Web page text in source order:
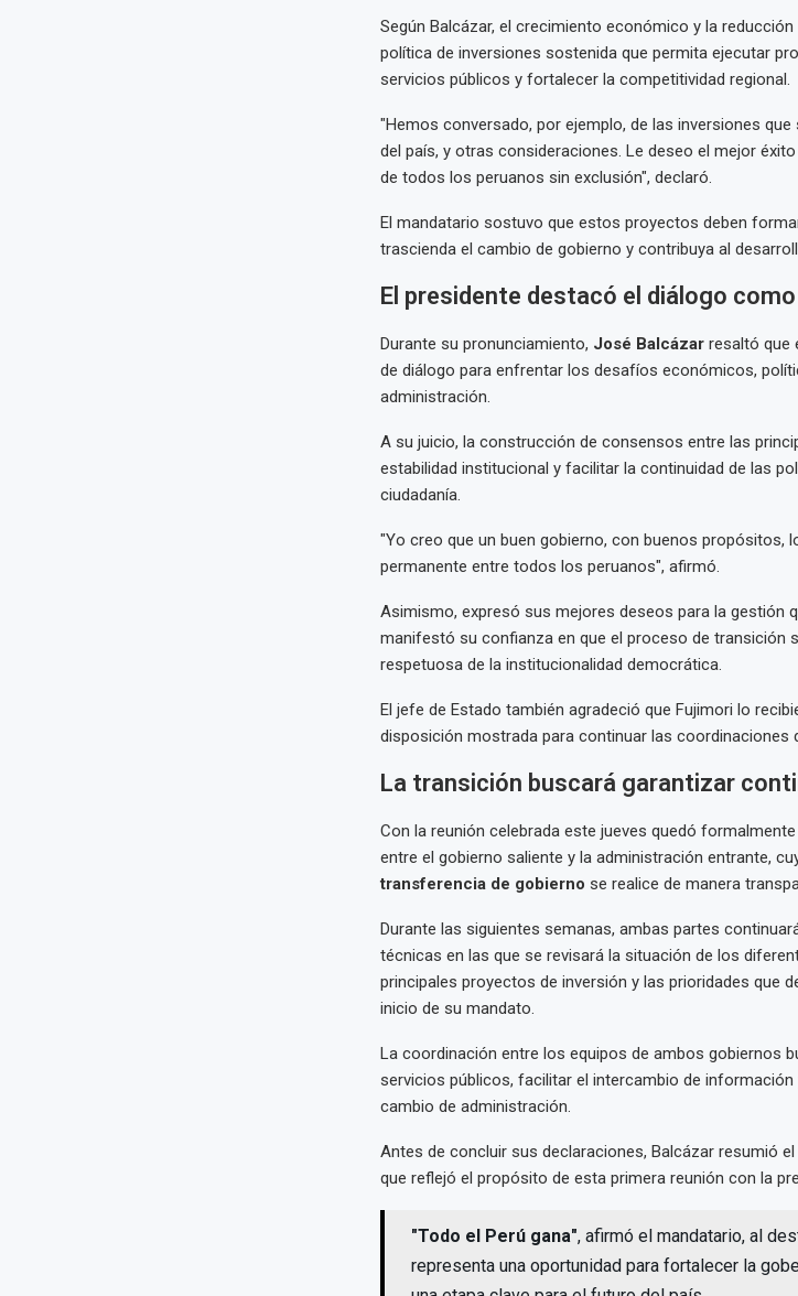
Según Balcázar, el crecimiento económico y la
política de inversiones sostenida que permita ejecutar
servicios públicos y fortalecer la competitividad regional.
"Hemos conversado, por ejemplo, de las inversiones
del país, y otras consideraciones. Le deseo el mejor
de todos los peruanos sin exclusión", declaró.
El mandatario sostuvo que estos proyectos deben
trascienda el cambio de gobierno y contribuya al
El presidente destacó el diálogo
Durante su pronunciamiento, José Balcázarresaltó que
de diálogo para enfrentar los desafíos económicos,
administración.
A su juicio, la construcción de consensos entre las
estabilidad institucional y facilitar la continuidad de las
ciudadanía.
"Yo creo que un buen gobierno, con buenos propósitos,
permanente entre todos los peruanos", afirmó.
Asimismo, expresó sus mejores deseos para la gestión
manifestó su confianza en que el proceso de transición
respetuosa de la institucionalidad democrática.
El jefe de Estado también agradeció que Fujimori lo
disposición mostrada para continuar las coordinaciones
La transición buscará garantizar
Con la reunión celebrada este jueves quedó
entre el gobierno saliente y la administración entrante,
transferencia de gobierno se realice de manera
Durante las siguientes semanas, ambas partes
técnicas en las que se revisará la situación de los
principales proyectos de inversión y las prioridades que
inicio de su mandato.
La coordinación entre los equipos de ambos gobiernos
servicios públicos, facilitar el intercambio de
cambio de administración.
Antes de concluir sus declaraciones, Balcázar resumió
que reflejó el propósito de esta primera reunión con la
"Todo el Perú gana", afirmó el mandatario, al
representa una oportunidad para fortalecer la